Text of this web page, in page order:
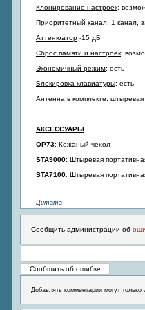
Клонирование настроек:
Приоритетный канал: 1 канал,
Аттенюатор -15 дБ
Cброс памяти и настроек:
Экономичный режим: есть
Блокировка клавиатуры: есть
Антенна в комплекте: штыревая
АКСЕССУАРЫ
OP73: Кожаный чехол
STA9000: Штыревая
STA7100: Штыревая
Цитата
Сообщить администрации об
Добавлять комментарии могут